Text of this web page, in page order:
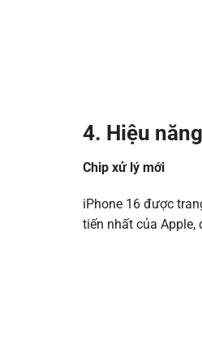
4. Hiệu năng
Chip xử lý mới
iPhone 16 được
tiến nhất của